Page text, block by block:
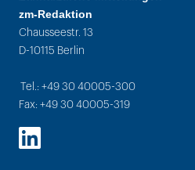
zm-Redaktion
Chausseestr. 13
D-10115 Berlin
Tel.: +49 30 40005-300
Fax: +49 30 40005-319
LinkedIn